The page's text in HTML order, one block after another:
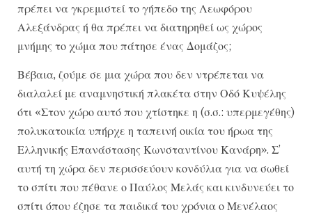
πρέπει να γκρεμιστεί το γήπεδο της Λεωφόρου
Αλεξάνδρας ή θα πρέπει να διατηρηθεί ως χώρος
μνήμης το χώμα που πάτησε ένας Δομάζος;
Βέβαια, ζούμε σε μια χώρα που δεν ντρέπεται να
διαλαλεί με αναμνηστική πλακέτα στην Οδό Κυψέλης
ότι «Στον χώρο αυτό που χτίστηκε η (σ.σ.: υπερμεγέθης)
πολυκατοικία υπήρχε η ταπεινή οικία του ήρωα της
Ελληνικής Επανάστασης Κωνσταντίνου Κανάρη». Σ’
αυτή τη χώρα δεν περισσεύουν κονδύλια για να σωθεί
το σπίτι που πέθανε ο Παύλος Μελάς και κινδυνεύει το
σπίτι όπου έζησε τα παιδικά του χρόνια ο Μενέλαος